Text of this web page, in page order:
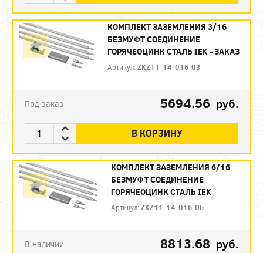
КОМПЛЕКТ ЗАЗЕМЛЕНИЯ 3/16
БЕЗМУФТ СОЕДИНЕНИЕ
ГОРЯЧЕОЦИНК СТАЛЬ IEK - ЗАКАЗ
Артикул:ZKZ11-14-016-03
Под заказ 5694.56 руб.
В КОРЗИНУ
КОМПЛЕКТ ЗАЗЕМЛЕНИЯ 6/16
БЕЗМУФТ СОЕДИНЕНИЕ
ГОРЯЧЕОЦИНК СТАЛЬ IEK
Артикул:ZKZ11-14-016-06
В наличии 8813.68 руб.